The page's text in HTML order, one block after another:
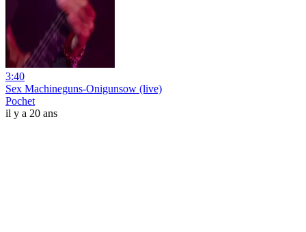
3:40
Sex Machineguns-Onigunsow (live)
Pochet
il y a 20 ans